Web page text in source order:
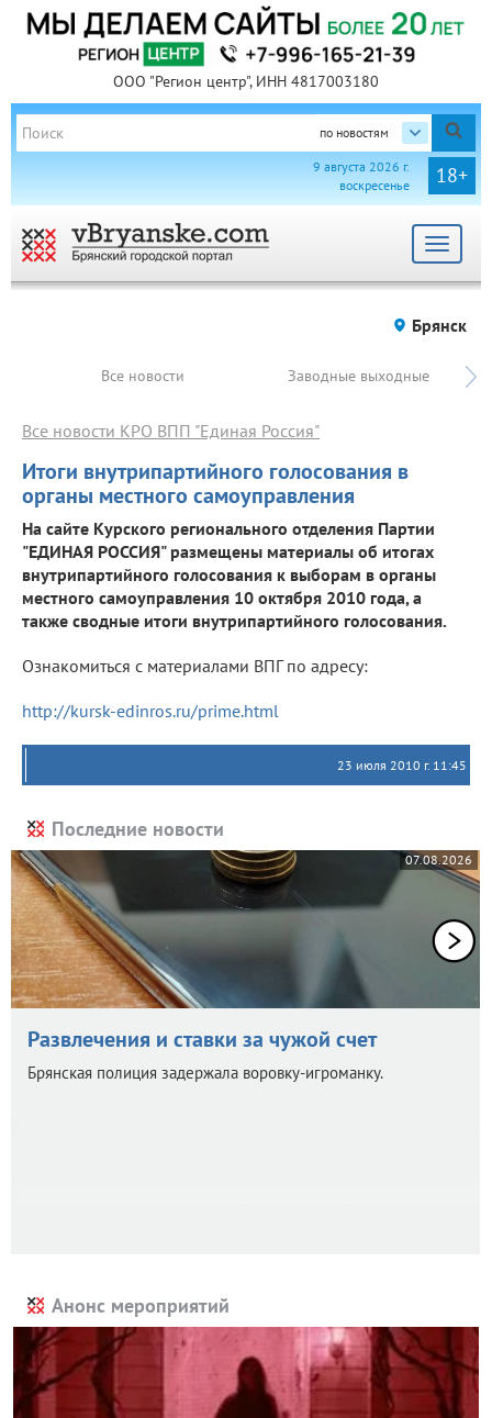
ООО "Регион центр", ИНН 4817003180
по новостям
18+
9 августа 2026 г.
воскресенье
Toggle
Брянск
Все новости Заводные выходные
Итоги внутрипартийного голосования в
органы местного самоуправления
Все новости КРО ВПП "Единая Россия"
На сайте Курского регионального отделения Партии
"ЕДИНАЯ РОССИЯ" размещены материалы об итогах
внутрипартийного голосования к выборам в органы
местного самоуправления 10 октября 2010 года, а
также сводные итоги внутрипартийного голосования.
Ознакомиться с материалами ВПГ по адресу:
http://kursk-edinros.ru/prime.html
23 июля 2010 г. 11:45
Последние новости
07.08.2026
Развлечения и ставки за чужой счет
Брянская полиция задержала воровку-игроманку.
Анонс мероприятий